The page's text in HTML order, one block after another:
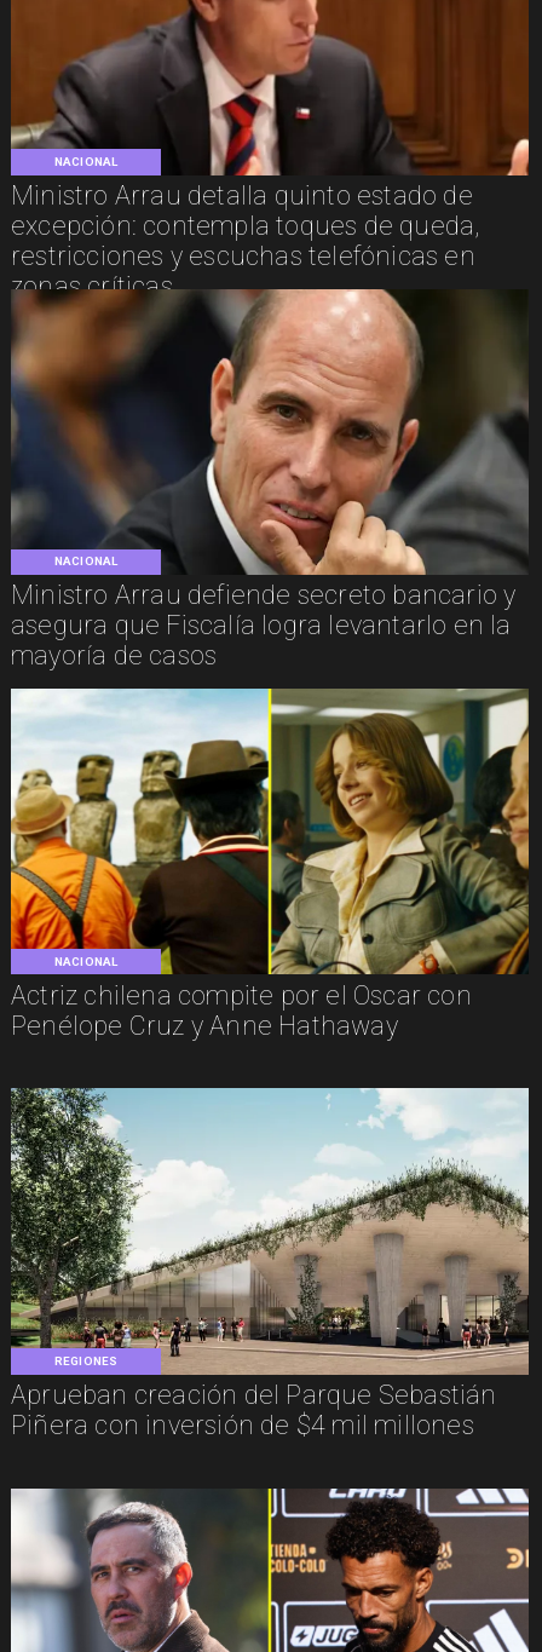
NACIONAL
Ministro Arrau detalla quinto estado de
excepción: contempla toques de queda,
restricciones y escuchas telefónicas en
zonas críticas
NACIONAL
Ministro Arrau defiende secreto bancario y
asegura que Fiscalía logra levantarlo en la
mayoría de casos
NACIONAL
Actriz chilena compite por el Oscar con
Penélope Cruz y Anne Hathaway
REGIONES
Aprueban creación del Parque Sebastián
Piñera con inversión de $4 mil millones